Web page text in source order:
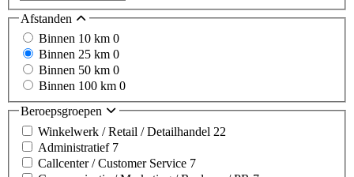
Afstanden
Binnen 10 km 0
Binnen 25 km 0
Binnen 50 km 0
Binnen 100 km 0
Beroepsgroepen
Winkelwerk / Retail / Detailhandel 22
Administratief 7
Callcenter / Customer Service 7